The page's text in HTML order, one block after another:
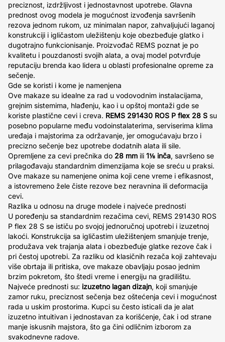
preciznost, izdržljivost i jednostavnost upotrebe. Glavna
prednost ovog modela je mogućnost izvođenja savršenih
rezova jednom rukom, uz minimalan napor, zahvaljujući laganoj
konstrukciji i igličastom uležištenju koje obezbeđuje glatko i
dugotrajno funkcionisanje. Proizvođač REMS poznat je po
kvalitetu i pouzdanosti svojih alata, a ovaj model potvrđuje
reputaciju brenda kao lidera u oblasti profesionalne opreme za
sečenje.
Gde se koristi i kome je namenjena
Ove makaze su idealne za rad u vodovodnim instalacijama,
grejnim sistemima, hlađenju, kao i u opštoj montaži gde se
koriste plastične cevi i creva. REMS 291430 ROS P flex 28 S su
posebno popularne među vodoinstalaterima, serviserima klima
uređaja i majstorima za održavanje, jer omogućavaju brzo i
precizno sečenje bez upotrebe dodatnih alata ili sile.
Opremljene za cevi prečnika do 28 mm ili 1⅛ inča, savršeno se
prilagođavaju standardnim dimenzijama koje se sreću u praksi.
Ove makaze su namenjene onima koji cene vreme i efikasnost,
a istovremeno žele čiste rezove bez neravnina ili deformacija
cevi.
Razlika u odnosu na druge modele i najveće prednosti
U poređenju sa standardnim rezačima cevi, REMS 291430 ROS
P flex 28 S se ističu po svojoj jednoručnoj upotrebi i izuzetnoj
lakoći. Konstrukcija sa igličastim uležištenjem smanjuje trenje,
produžava vek trajanja alata i obezbeđuje glatke rezove čak i
pri čestoj upotrebi. Za razliku od klasičnih rezača koji zahtevaju
više obrtaja ili pritiska, ove makaze obavljaju posao jednim
brzim pokretom, što štedi vreme i energiju na gradilištu.
Najveće prednosti su: izuzetno lagan dizajn, koji smanjuje
zamor ruku, preciznost sečenja bez oštećenja cevi i mogućnost
rada u uskim prostorima. Kupci su često isticali da je alat
izuzetno intuitivan i jednostavan za korišćenje, čak i od strane
manje iskusnih majstora, što ga čini odličnim izborom za
svakodnevne radove.